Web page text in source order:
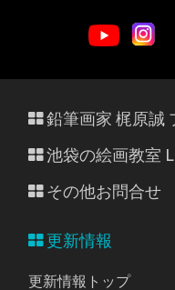
鉛筆画家 梶原誠
池袋の絵画教室
その他お問合せ
更新情報
更新情報トップ